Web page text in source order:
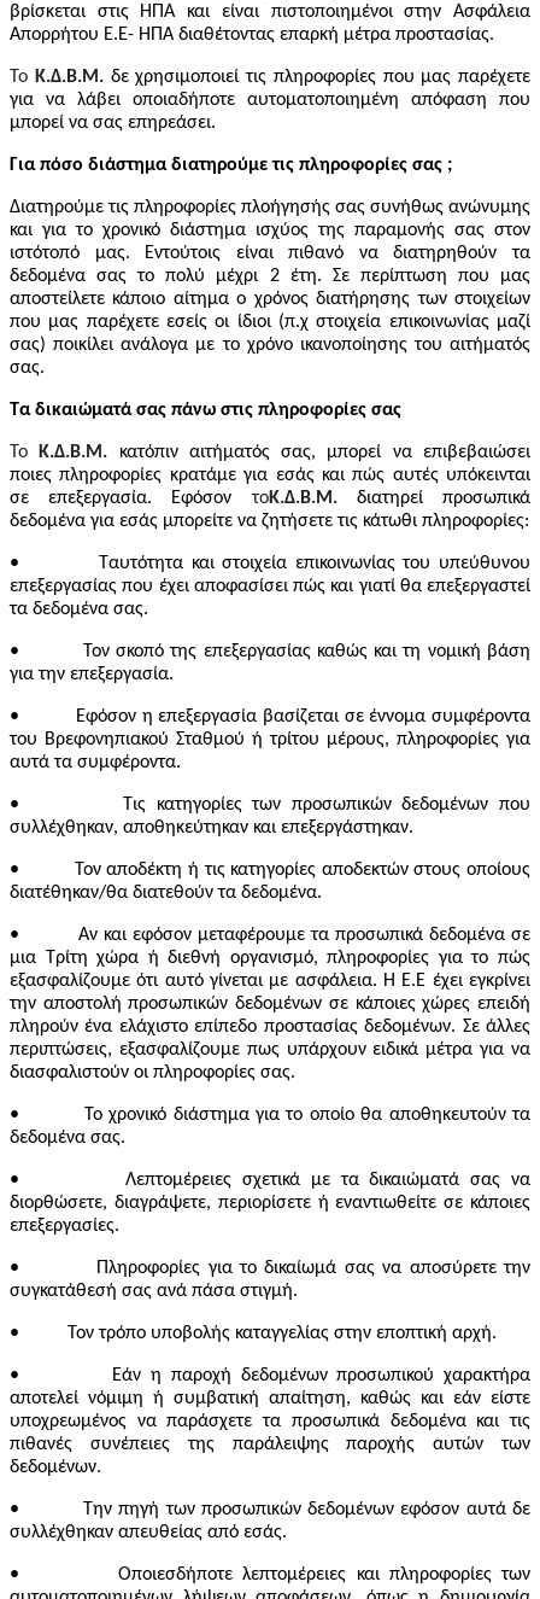
βρίσκεται στις ΗΠΑ και είναι πιστοποιημένοι στην Ασφάλεια
Απορρήτου Ε.Ε- ΗΠΑ διαθέτοντας επαρκή μέτρα προστασίας.
Το Κ.Δ.Β.Μ. δε χρησιμοποιεί τις πληροφορίες που μας παρέχετε
για να λάβει οποιαδήποτε αυτοματοποιημένη απόφαση που
μπορεί να σας επηρεάσει.
Για πόσο διάστημα διατηρούμε τις πληροφορίες σας ;
Διατηρούμε τις πληροφορίες πλοήγησής σας συνήθως ανώνυμης
και για το χρονικό διάστημα ισχύος της παραμονής σας στον
ιστότοπό μας. Εντούτοις είναι πιθανό να διατηρηθούν τα
δεδομένα σας το πολύ μέχρι 2 έτη. Σε περίπτωση που μας
αποστείλετε κάποιο αίτημα ο χρόνος διατήρησης των στοιχείων
που μας παρέχετε εσείς οι ίδιοι (π.χ στοιχεία επικοινωνίας μαζί
σας) ποικίλει ανάλογα με το χρόνο ικανοποίησης του αιτήματός
σας.
Τα δικαιώματά σας πάνω στις πληροφορίες σας
Το Κ.Δ.Β.Μ. κατόπιν αιτήματός σας, μπορεί να επιβεβαιώσει
ποιες πληροφορίες κρατάμε για εσάς και πώς αυτές υπόκεινται
σε επεξεργασία. ΕφόσοντοΚ.Δ.Β.Μ. διατηρεί προσωπικά
δεδομένα για εσάς μπορείτε να ζητήσετε τις κάτωθι πληροφορίες:
• Ταυτότητα και στοιχεία επικοινωνίας του υπεύθυνου
επεξεργασίας που έχει αποφασίσει πώς και γιατί θα επεξεργαστεί
τα δεδομένα σας.
• Τον σκοπό της επεξεργασίας καθώς και τη νομική βάση
για την επεξεργασία.
• Εφόσον η επεξεργασία βασίζεται σε έννομα συμφέροντα
του Βρεφονηπιακού Σταθμού ή τρίτου μέρους, πληροφορίες για
αυτά τα συμφέροντα.
• Τις κατηγορίες των προσωπικών δεδομένων που
συλλέχθηκαν, αποθηκεύτηκαν και επεξεργάστηκαν.
• Τον αποδέκτη ή τις κατηγορίες αποδεκτών στους οποίους
διατέθηκαν/θα διατεθούν τα δεδομένα.
• Αν και εφόσον μεταφέρουμε τα προσωπικά δεδομένα σε
μια Τρίτη χώρα ή διεθνή οργανισμό, πληροφορίες για το πώς
εξασφαλίζουμε ότι αυτό γίνεται με ασφάλεια. Η Ε.Ε έχει εγκρίνει
την αποστολή προσωπικών δεδομένων σε κάποιες χώρες επειδή
πληρούν ένα ελάχιστο επίπεδο προστασίας δεδομένων. Σε άλλες
περιπτώσεις, εξασφαλίζουμε πως υπάρχουν ειδικά μέτρα για να
διασφαλιστούν οι πληροφορίες σας.
• Το χρονικό διάστημα για το οποίο θα αποθηκευτούν τα
δεδομένα σας.
• Λεπτομέρειες σχετικά με τα δικαιώματά σας να
διορθώσετε, διαγράψετε, περιορίσετε ή εναντιωθείτε σε κάποιες
επεξεργασίες.
• Πληροφορίες για το δικαίωμά σας να αποσύρετε την
συγκατάθεσή σας ανά πάσα στιγμή.
• Τον τρόπο υποβολής καταγγελίας στην εποπτική αρχή.
• Εάν η παροχή δεδομένων προσωπικού χαρακτήρα
αποτελεί νόμιμη ή συμβατική απαίτηση, καθώς και εάν είστε
υποχρεωμένος να παράσχετε τα προσωπικά δεδομένα και τις
πιθανές συνέπειες της παράλειψης παροχής αυτών των
δεδομένων.
• Την πηγή των προσωπικών δεδομένων εφόσον αυτά δε
συλλέχθηκαν απευθείας από εσάς.
• Οποιεσδήποτε λεπτομέρειες και πληροφορίες των